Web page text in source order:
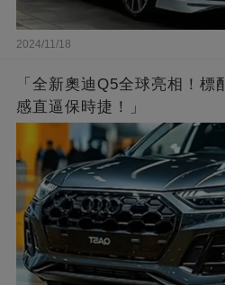
2024/11/18
「全新奧迪Q5全球亮相！
感直逼保時捷！」